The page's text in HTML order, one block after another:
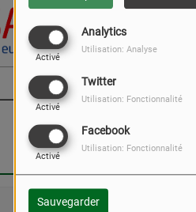
Analytics
Activé
Utilisation: Analyse
Twitter
Activé
Utilisation: Fonctionnalité
Facebook
Activé
Utilisation: Fonctionnalité
Sauvegarder